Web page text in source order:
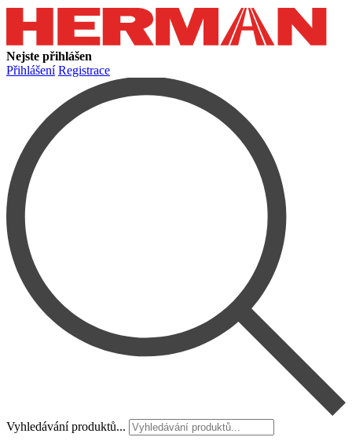
Nejste přihlášen
Přihlášení Registrace
Vyhledávání produktů...